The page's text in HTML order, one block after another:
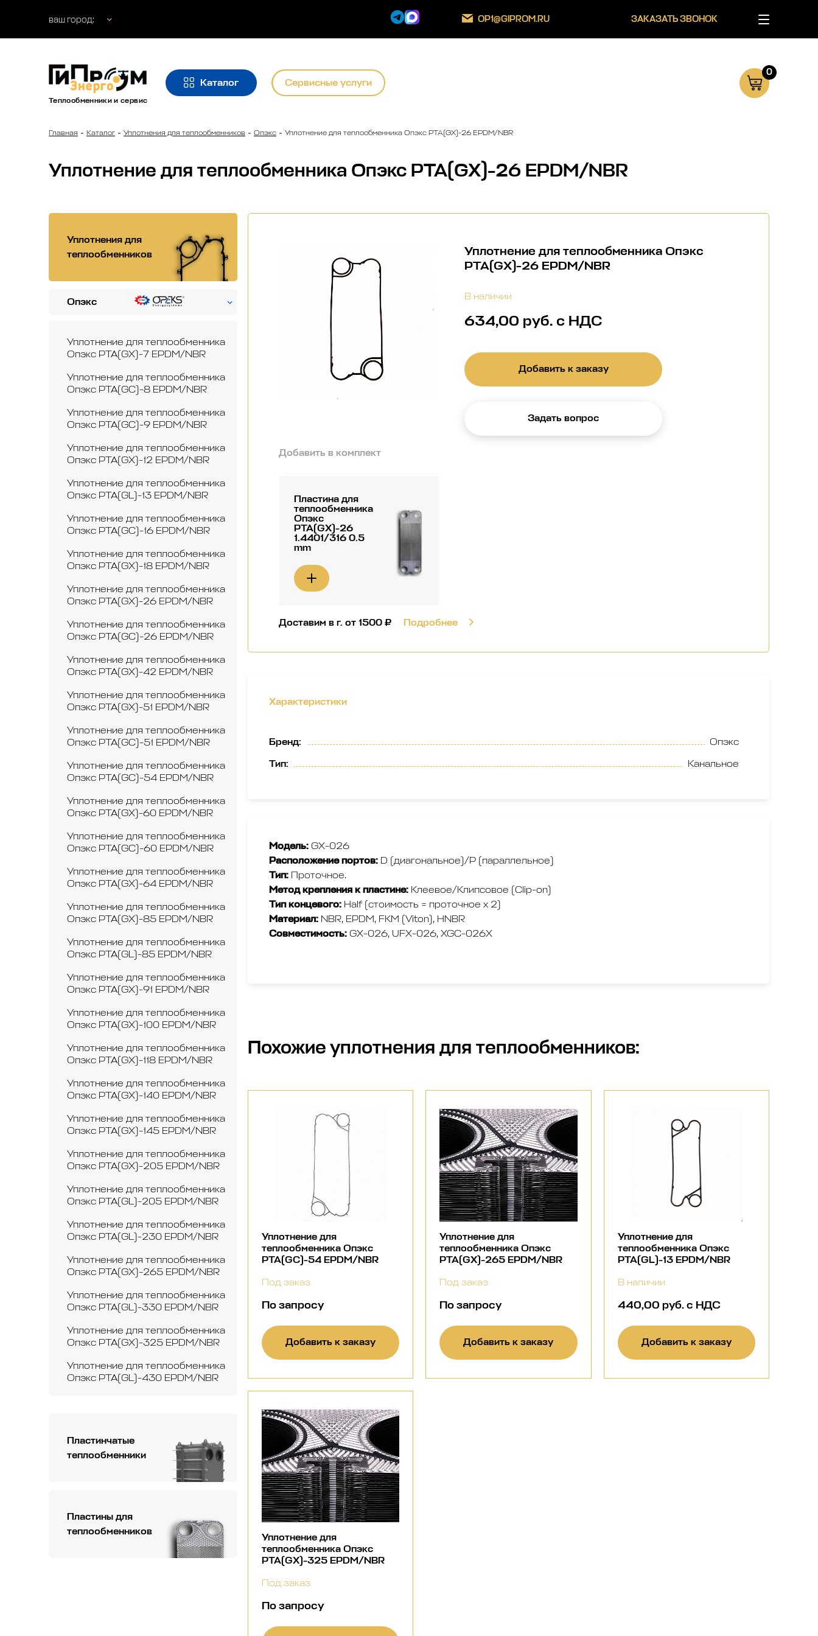
ваш город: OP1@GIPROM.RU ЗАКАЗАТЬ ЗВОНОК
Теплообменники и сервис
Каталог Сервисные услуги
0
Главная Каталог Уплотнения для теплообменников Опэкс Уплотнение для теплообменника Опэкс РТА(GX)-26 EPDM/NBR
Уплотнение для теплообменника Опэкс РТА(GX)-26 EPDM/NBR
Уплотнения для
теплообменников
Опэкс
Уплотнение для теплообменника
Опэкс РТА(GX)-7 EPDM/NBR
Уплотнение для теплообменника
Опэкс РТА(GC)-8 EPDM/NBR
Уплотнение для теплообменника
Опэкс РТА(GC)-9 EPDM/NBR
Уплотнение для теплообменника
Опэкс РТА(GX)-12 EPDM/NBR
Уплотнение для теплообменника
Опэкс РТА(GL)-13 EPDM/NBR
Уплотнение для теплообменника
Опэкс РТА(GC)-16 EPDM/NBR
Уплотнение для теплообменника
Опэкс РТА(GX)-18 EPDM/NBR
Уплотнение для теплообменника
Опэкс РТА(GX)-26 EPDM/NBR
Уплотнение для теплообменника
Опэкс РТА(GC)-26 EPDM/NBR
Уплотнение для теплообменника
Опэкс РТА(GX)-42 EPDM/NBR
Уплотнение для теплообменника
Опэкс РТА(GX)-51 EPDM/NBR
Уплотнение для теплообменника
Опэкс РТА(GC)-51 EPDM/NBR
Уплотнение для теплообменника
Опэкс РТА(GC)-54 EPDM/NBR
Уплотнение для теплообменника
Опэкс РТА(GX)-60 EPDM/NBR
Уплотнение для теплообменника
Опэкс РТА(GC)-60 EPDM/NBR
Уплотнение для теплообменника
Опэкс РТА(GX)-64 EPDM/NBR
Уплотнение для теплообменника
Опэкс РТА(GX)-85 EPDM/NBR
Уплотнение для теплообменника
Опэкс РТА(GL)-85 EPDM/NBR
Уплотнение для теплообменника
Опэкс РТА(GX)-91 EPDM/NBR
Уплотнение для теплообменника
Опэкс РТА(GX)-100 EPDM/NBR
Уплотнение для теплообменника
Опэкс РТА(GX)-118 EPDM/NBR
Уплотнение для теплообменника
Опэкс РТА(GX)-140 EPDM/NBR
Уплотнение для теплообменника
Опэкс РТА(GX)-145 EPDM/NBR
Уплотнение для теплообменника
Опэкс РТА(GX)-205 EPDM/NBR
Уплотнение для теплообменника
Опэкс РТА(GL)-205 EPDM/NBR
Уплотнение для теплообменника
Опэкс РТА(GL)-230 EPDM/NBR
Уплотнение для теплообменника
Опэкс РТА(GX)-265 EPDM/NBR
Уплотнение для теплообменника
Опэкс РТА(GL)-330 EPDM/NBR
Уплотнение для теплообменника
Опэкс РТА(GX)-325 EPDM/NBR
Уплотнение для теплообменника
Опэкс РТА(GL)-430 EPDM/NBR
Пластинчатые
теплообменники
Пластины для
теплообменников
Уплотнение для теплообменника Опэкс
РТА(GX)-26 EPDM/NBR
В наличии
634,00 руб. с НДС
Добавить к заказу
Задать вопрос
Добавить в комплект
Пластина для
теплообменника
Опэкс
РТА(GX)-26
1.4401/316 0.5
mm
Доставим в г. от 1500 ₽ Подробнее
Характеристики
Бренд:
Опэкс
Тип: Канальное
Модель: GX-026
Расположение портов: D (диагональное)/P (параллельное)
Тип: Проточное.
Метод крепления к пластине: Клеевое/Клипсовое (Clip-on)
Тип концевого: Half (стоимость = проточное х 2)
Материал: NBR, EPDM, FKM (Viton), HNBR
Совместимость: GX-026, UFX-026, XGC-026X
Похожиеуплотнения для теплообменников:
Уплотнение для
теплообменника Опэкс
РТА(GC)-54 EPDM/NBR
Под заказ
По запросу
Добавить к заказу
Уплотнение для
теплообменника Опэкс
РТА(GX)-265 EPDM/NBR
Под заказ
По запросу
Добавить к заказу
Уплотнение для
теплообменника Опэкс
РТА(GL)-13 EPDM/NBR
В наличии
440,00 руб. с НДС
Добавить к заказу
Уплотнение для
теплообменника Опэкс
РТА(GX)-325 EPDM/NBR
Под заказ
По запросу